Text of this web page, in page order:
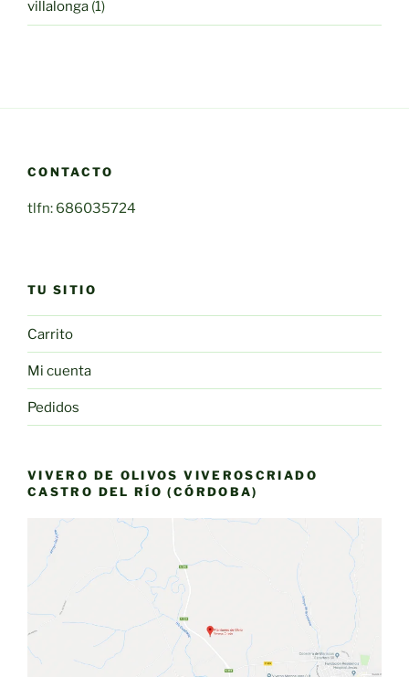
villalonga 11
producto
CONTACTO
tlfn: 686035724
TU SITIO
Carrito
Mi cuenta
Pedidos
VIVERO DE OLIVOS VIVEROSCRIADO
CASTRO DEL RÍO (CÓRDOBA)